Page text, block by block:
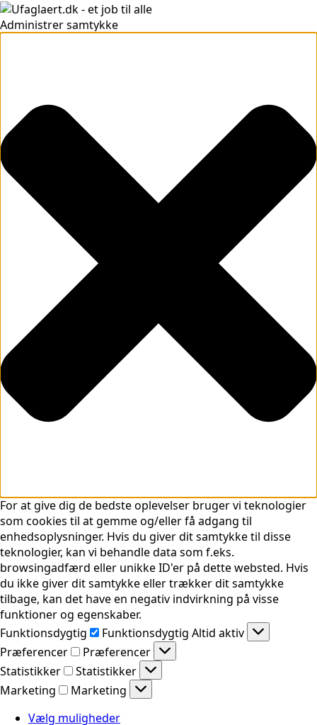
Administrer samtykke
For at give dig de bedste oplevelser bruger vi teknologier
som cookies til at gemme og/eller få adgang til
enhedsoplysninger. Hvis du giver dit samtykke til disse
teknologier, kan vi behandle data som f.eks.
browsingadfærd eller unikke ID'er på dette websted. Hvis
du ikke giver dit samtykke eller trækker dit samtykke
tilbage, kan det have en negativ indvirkning på visse
funktioner og egenskaber.
Funktionsdygtig
Funktionsdygtig Altid aktiv
Præferencer
Præferencer
Statistikker
Statistikker
Marketing
Marketing
Vælg muligheder